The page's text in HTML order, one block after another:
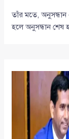
তাঁর মতে, অনুসন্ধান
হলে অনুসন্ধান শেষ